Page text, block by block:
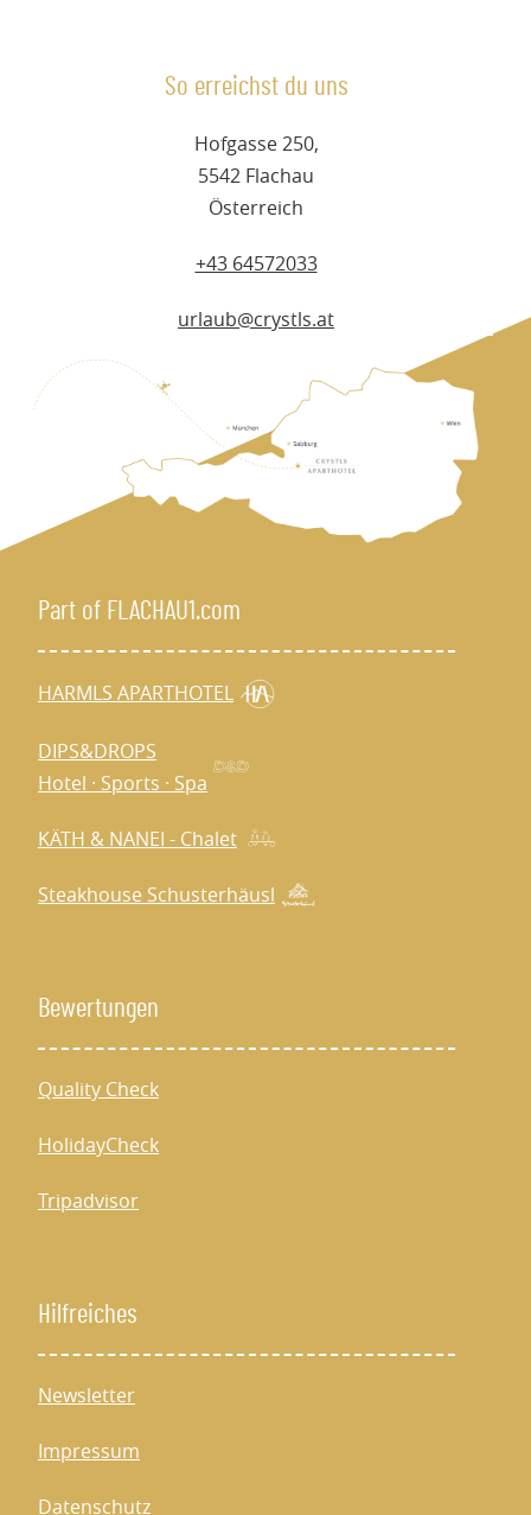
So erreichst du uns
Hofgasse 250,
5542 Flachau
Österreich
+43 64572033
urlaub@crystls.at
Hilfreiches
Newsletter
Impressum
Datenschutz
Bewertungen
Quality Check
HolidayCheck
Tripadvisor
Part of FLACHAU1.com
HARMLS APARTHOTEL
DIPS&DROPS
Hotel · Sports · Spa
KÄTH & NANEI - Chalet
Steakhouse Schusterhäusl